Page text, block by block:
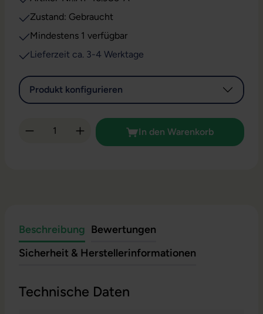
Zustand: Gebraucht
Mindestens 1 verfügbar
Lieferzeit ca. 3-4 Werktage
Produkt konfigurieren
Produkt Anzahl: Gib den gewünschten
In den Warenkorb
Beschreibung Bewertungen
Sicherheit & Herstellerinformationen
Technische Daten